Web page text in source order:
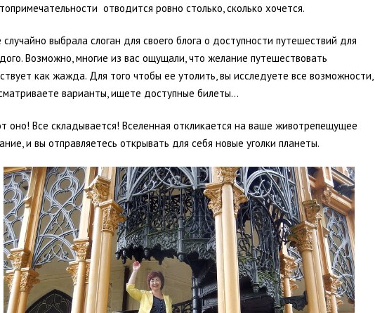
отводится ровно столько, сколько хочется.
случайно выбрала слоган для своего блога о доступности путешествий для
Возможно, многие из вас ощущали, что желание путешествовать
как жажда. Для того чтобы ее утолить, вы исследуете все возможности,
варианты, ищете доступные билеты...
оно! Все складывается! Вселенная откликается на ваше животрепещущее
и вы отправляетесь открывать для себя новые уголки планеты.